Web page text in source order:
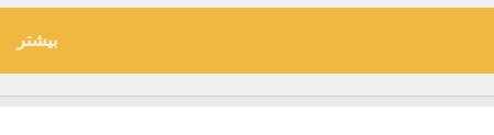
بیشتر